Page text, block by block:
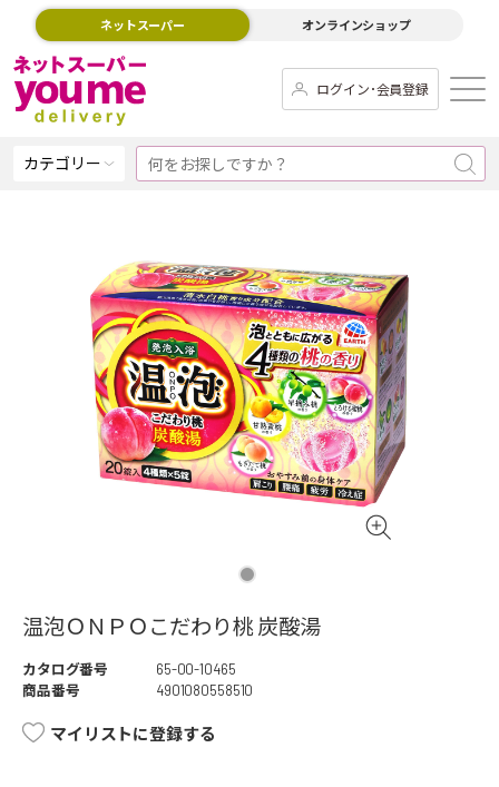
ネットスーパー オンラインショップ
ログイン･会員登録
カテゴリー
温泡ＯＮＰＯこだわり桃 炭酸湯
カタログ番号
65-00-10465
商品番号
4901080558510
マイリストに登録する